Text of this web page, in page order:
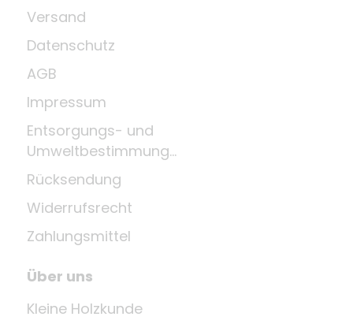
Versand
Datenschutz
AGB
Impressum
Entsorgungs- und
Umweltbestimmungen
Rücksendung
Widerrufsrecht
Zahlungsmittel
Über uns
Kleine Holzkunde